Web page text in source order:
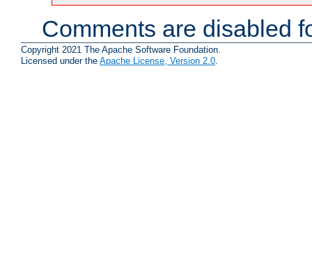
Comments are disabled
Copyright 2021 The Apache Software Foundation.
Licensed under the Apache License, Version 2.0.